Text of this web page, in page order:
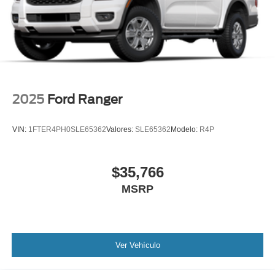
2025 Ford Ranger
VIN: 1FTER4PH0SLE65362Valores: SLE65362 Modelo: R4P
$35,766
MSRP
Ver Vehículo